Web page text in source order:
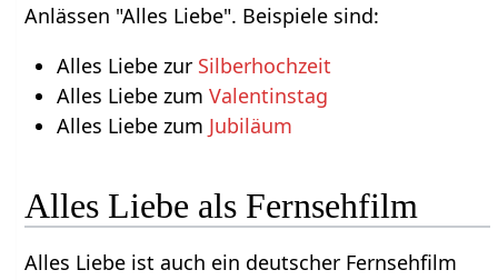
Anlässen "Alles Liebe". Beispiele sind:
Alles Liebe zur Silberhochzeit
Alles Liebe zum Valentinstag
Alles Liebe zum Jubiläum
Alles Liebe als Fernsehfilm
Alles Liebe ist auch ein deutscher Fernsehfilm